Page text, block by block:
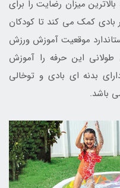
میزان رضایت را برای
بادی کمک می کند تا کودکان
موقعیت آموزش ورزش
این حرفه را آموزش
بدنه ای بادی و توخالی
باشد.